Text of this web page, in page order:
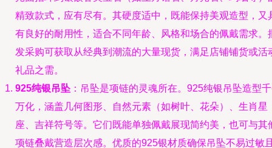
精致款式，应有尽有。其硬度适中，既能保持美观造型，又
有良好的耐用性，适合不同年龄、风格和场合的佩戴需求。
发采购可获取从经典到潮流的大量现货，满足店铺铺货或活
礼品之需。
925纯银吊坠 ：吊坠是项链的灵魂所在。925纯银吊坠造型
万化，涵盖几何图形、自然元素（如树叶、花朵）、生肖星
座、吉祥符号等。它们既能单独佩戴展现简约美，也可与其
项链叠戴营造层次感。优质的925银材质确保吊坠不易过敏